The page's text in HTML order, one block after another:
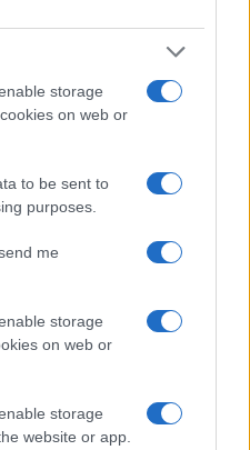
storage
on web or
to be sent to
purposes.
me
storage
on web or
storage
website or app.
Freestyle navdušuje s poletno
prilagojenimi cenami koles
Koroške reke so opazno upadle,
zadnja dva tedna skoraj brez